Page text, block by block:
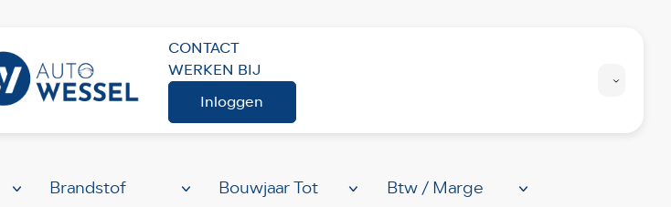
CONTACT
WERKEN BIJ
Inloggen
Volledig aanbod